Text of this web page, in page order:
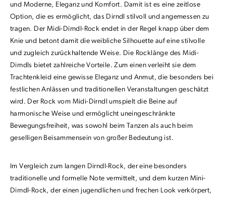
und Moderne, Eleganz und Komfort. Damit ist es eine zeitlose
Option, die es ermöglicht, das Dirndl stilvoll und angemessen zu
tragen. Der Midi-Dirndl-Rock endet in der Regel knapp über dem
Knie und betont damit die weibliche Silhouette auf eine stilvolle
und zugleich zurückhaltende Weise. Die Rocklänge des Midi-
Dirndls bietet zahlreiche Vorteile. Zum einen verleiht sie dem
Trachtenkleid eine gewisse Eleganz und Anmut, die besonders bei
festlichen Anlässen und traditionellen Veranstaltungen geschätzt
wird. Der Rock vom Midi-Dirndl umspielt die Beine auf
harmonische Weise und ermöglicht uneingeschränkte
Bewegungsfreiheit, was sowohl beim Tanzen als auch beim
geselligen Beisammensein von großer Bedeutung ist.
Im Vergleich zum langen Dirndl-Rock, der eine besonders
traditionelle und formelle Note vermittelt, und dem kurzen Mini-
Dirndl-Rock, der einen jugendlichen und frechen Look verkörpert,